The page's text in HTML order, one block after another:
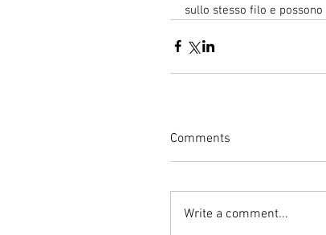
sullo stesso filo e
Comments
Write a comment...